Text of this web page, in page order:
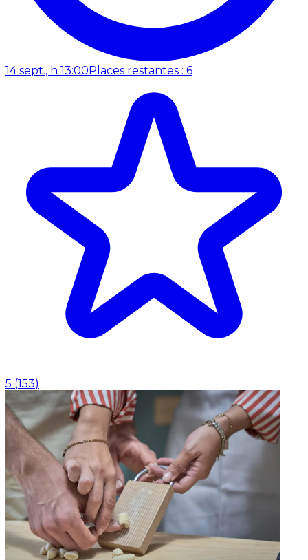
14 sept., h 13:00Places restantes : 6
5 (153)